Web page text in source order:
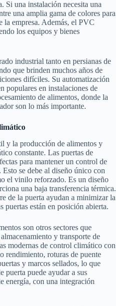
Si una instalación necesita una
una amplia gama de colores para
la empresa. Además, el PVC
los equipos y bienes
industrial tanto en persianas de
que brinden muchos años de
difíciles. Su automatización
populares en instalaciones de
de alimentos, donde la
son lo más importante.
y la producción de alimentos y
constante. Las puertas de
para mantener un control de
se debe al diseño único con
el vinilo reforzado. Es un diseño
una baja transferencia térmica.
de la puerta ayudan a minimizar la
puertas están en posición abierta.
son otros sectores que
y transporte de
modernas de control climático con
rendimiento, roturas de puente
y marcos sellados, lo que
puerta puede ayudar a sus
energía, con una integración